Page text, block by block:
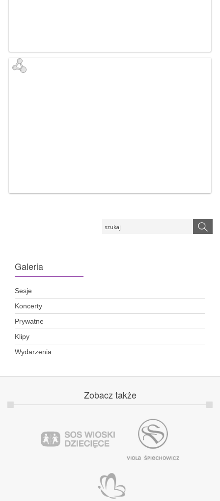
Galeria
Sesje
Koncerty
Prywatne
Klipy
Wydarzenia
Zobacz także